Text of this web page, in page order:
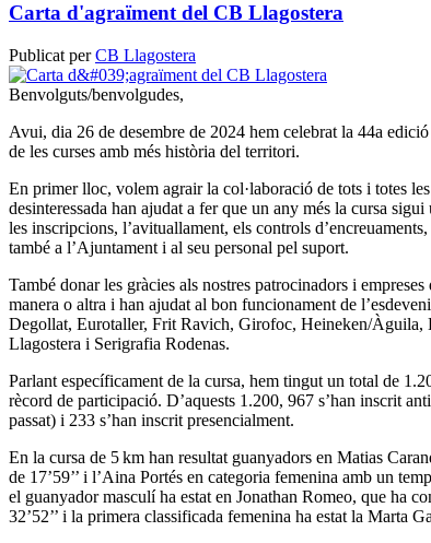
Carta d'agraïment del CB Llagostera
Publicat perCB Llagostera
Benvolguts/benvolgudes,
Avui, dia 26 de desembre de 2024 hem celebrat la 44a
de les curses amb més història del territori.
En primer lloc, volem agrair la col·laboració de tots i totes
desinteressada han ajudat a fer que un any més la cursa
les inscripcions, l’avituallament, els controls
també a l’Ajuntament i al seu personal pel suport.
També donar les gràcies als nostres patrocinadors i
manera o altra i han ajudat al bon funcionament de
Degollat, Eurotaller, Frit Ravich, Girofoc, Heineken/Àguila,
Llagostera i Serigrafia Rodenas.
Parlant específicament de la cursa, hem tingut un total de
rècord de participació. D’aquests 1.200, 967 s’han inscrit
passat) i 233 s’han inscrit presencialment.
En la cursa de 5 km han resultat guanyadors en Matias
de 17’59’’ i l’Aina Portés en categoria femenina amb un
el guanyador masculí ha estat en Jonathan Romeo, que ha
32’52’’ i la primera classificada femenina ha estat la Marta